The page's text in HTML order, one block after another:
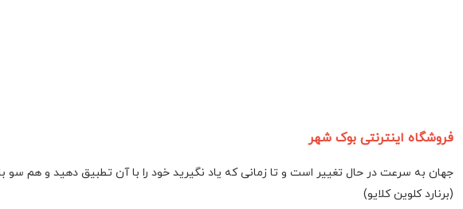
فروشگاه اینترنتی بوک شهر
جهان به سرعت در حال تغییر است و تا زمانی که یاد نگیرید خود را با آن تطبیق دهید و هم سو
(برنارد کلوین کلایو)